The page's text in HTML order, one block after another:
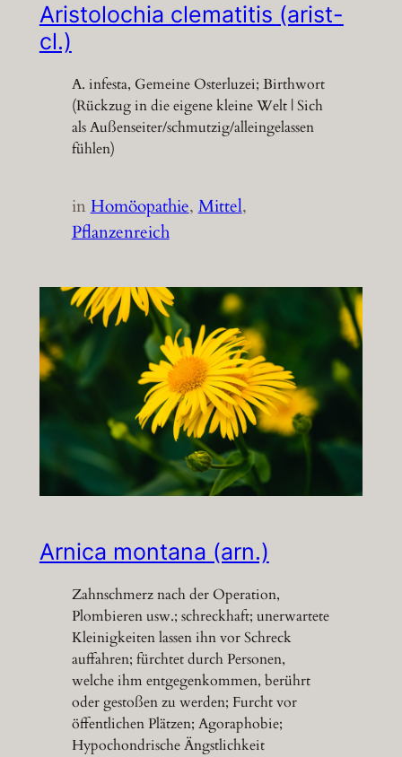
Aristolochia clematitis (arist-
cl.)
A. infesta, Gemeine Osterluzei; Birthwort
(Rückzug in die eigene kleine Welt | Sich
als Außenseiter/schmutzig/alleingelassen
fühlen)
inHomöopathie, Mittel
Pflanzenreich
Arnica montana (arn.)
Zahnschmerz nach der Operation,
Plombieren usw.; schreckhaft; unerwartete
Kleinigkeiten lassen ihn vor Schreck
auffahren; fürchtet durch Personen,
welche ihm entgegenkommen, berührt
oder gestoßen zu werden; Furcht vor
öffentlichen Plätzen; Agoraphobie;
Hypochondrische Ängstlichkeit